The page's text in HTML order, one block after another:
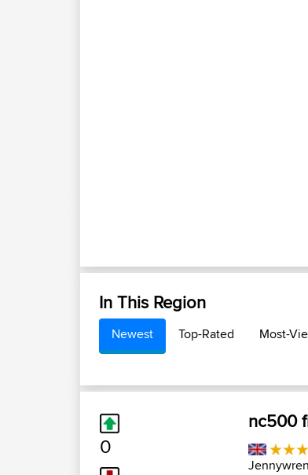
In This Region
Newest Top-Rated Most-
0
nc500
Jennywren